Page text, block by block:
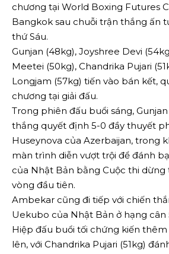
chương tại World Boxing Futures
Bangkok sau chuỗi trận thắng ấn
thứ Sáu.
Gunjan (48kg), Joyshree Devi
Meetei (50kg), Chandrika Pujari
Longjam (57kg) tiến vào bán kết,
chương tại giải đấu.
Trong phiên đấu buổi sáng,
thắng quyết định 5-0 đầy thuyết
Huseynova của Azerbaijan, trong
màn trình diễn vượt trội để đánh
của Nhật Bản bằng Cuộc thi dừng
vòng đầu tiên.
Ambekar cũng đi tiếp với chiến
Uekubo của Nhật Bản ở hạng cân
Hiệp đấu buổi tối chứng kiến ​​thêm
lên, với Chandrika Pujari (51kg)